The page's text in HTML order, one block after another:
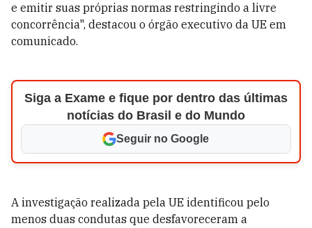
e emitir suas próprias normas restringindo a livre
concorrência", destacou o órgão executivo da UE em
comunicado.
Siga a Exame e fique por dentro das últimas
notícias do Brasil e do Mundo
Seguir no Google
A investigação realizada pela UE identificou pelo
menos duas condutas que desfavoreceram a